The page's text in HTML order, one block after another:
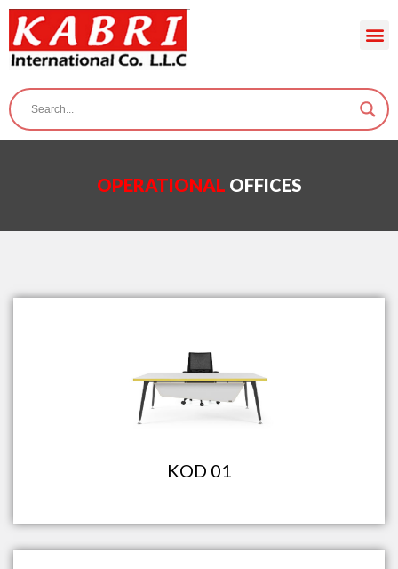
OPERATIONAL OFFICES
KOD 01